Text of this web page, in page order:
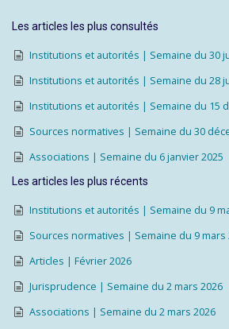
Les articles les plus consultés
Institutions et autorités | Semaine du 30
Institutions et autorités | Semaine du 28
Institutions et autorités | Semaine du 15
Sources normatives | Semaine du 30
Associations | Semaine du 6 janvier 2025
Les articles les plus récents
Institutions et autorités | Semaine du 9
Sources normatives | Semaine du 9 mars
Articles | Février 2026
Jurisprudence | Semaine du 2 mars 2026
Associations | Semaine du 2 mars 2026